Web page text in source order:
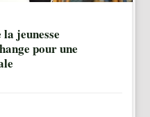
pour une